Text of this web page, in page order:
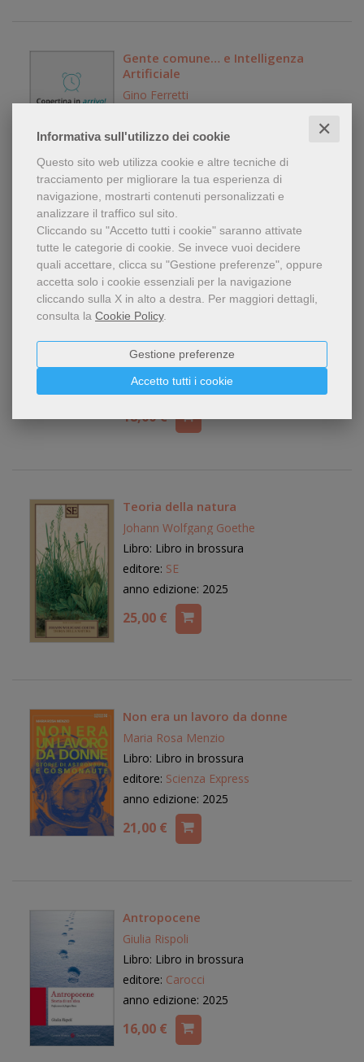
Informativa sull'utilizzo dei cookie ✕
Questo sito web utilizza cookie e altre tecniche di
tracciamento per migliorare la tua esperienza di
navigazione, mostrarti contenuti personalizzati e
analizzare il traffico sul sito.
Cliccando su "Accetto tutti i cookie" saranno attivate
tutte le categorie di cookie. Se invece vuoi decidere
quali accettare, clicca su "Gestione preferenze", oppure
accetta solo i cookie essenziali per la navigazione
cliccando sulla X in alto a destra. Per maggiori dettagli,
consulta la Cookie Policy.
Accetto tutti i cookie
Gestione preferenze
Gente comune… e Intelligenza
Artificiale
Gino Ferretti
editore:La Compagnia della Stampa
anno edizione: 2025
14,00 €
Il codice di Schrödinger. Come la
meccanica quantistica ha
rivoluzionato la fisica, la filosofia e
la tecnologia
Riccardo Adami
Libro: Libro in brossura
editore:edizioni Dedalo
anno edizione: 2025
18,00 €
Teoria della natura
Johann Wolfgang Goethe
Libro: Libro in brossura
editore: SE
anno edizione: 2025
25,00 €
Non era un lavoro da donne
Maria Rosa Menzio
Libro: Libro in brossura
editore: Scienza Express
anno edizione: 2025
21,00 €
Antropocene
Giulia Rispoli
Libro: Libro in brossura
editore: Carocci
anno edizione: 2025
16,00 €